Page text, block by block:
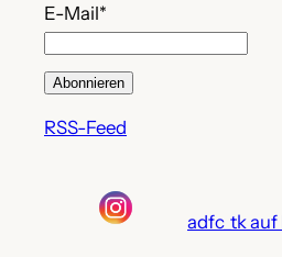
E-Mail*
RSS-Feed
adfc_tk